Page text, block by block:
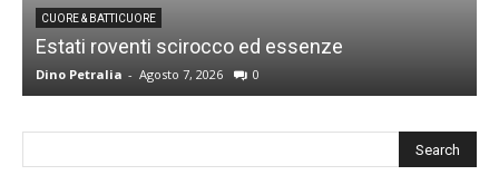
CUORE & BATTICUORE
Estati roventi scirocco ed essenze
Dino Petralia - Agosto 7, 2026 0